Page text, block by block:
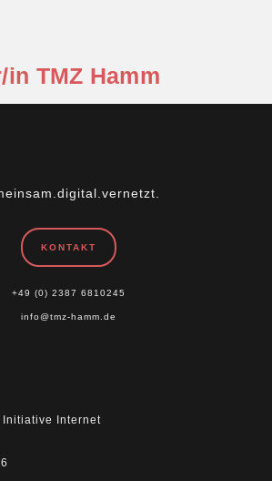
TMZ Hamm
KONTAKT
+49 (0) 2387 6810245
info@tmz-hamm.de
Internet